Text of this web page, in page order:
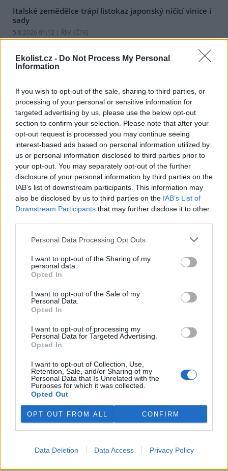
Ekolist.cz - Do Not Process My Personal
Information
If you wish to opt-out of the sale, sharing to third parties, or
processing of your personal or sensitive information for
targeted advertising by us, please use the below opt-out
section to confirm your selection. Please note that after your
opt-out request is processed you may continue seeing
interest-based ads based on personal information utilized by
us or personal information disclosed to third parties prior to
your opt-out. You may separately opt-out of the further
disclosure of your personal information by third parties on the
IAB’s list of downstream participants. This information may
also be disclosed by us to third parties on the IAB’s List of
Downstream Participants that may further disclose it to other
Personal Data Processing Opt Outs
I want to opt-out of the Sharing of my
personal data.
Opted In
I want to opt-out of the Sale of my
Personal Data.
Opted In
I want to opt-out of processing my
Personal Data for Targeted Advertising.
Opted In
I want to opt-out of Collection, Use,
Retention, Sale, and/or Sharing of my
Personal Data that Is Unrelated with the
Purposes for which it was collected.
Opted Out
OPT OUT FROM ALL CONFIRM
Data Deletion Data Access Privacy Policy
Italské zemědělce trápí listokaz japonský ničící vinice i
sady
5.8.2026 01:12 | ŘÍM (ČTK)
Diskuse: 2
měňavými krovkami, jejichž
větší hrozbou v Itálii. Rojí se po
sadech a vinicích a zanechávají za sebou listy s vykousanými
mřížkami, což oslabuje rostliny a snižuje úrodu, napsala agentura
AP.
Ministerstvo v kauze haldy Heřmanice rozhodlo, že
viník neexistuje
4.8.2026 19:12 | OSTRAVA (ČTK)
Diskuse: 2
Za škodu za zavezení haldy
Heřmanice v Ostravě statisíci
tunami odpadu není podle
ministerstva životního
informovalweb Seznam Zprávy. Kauzu čtyři roky prošetřovali
odborníci z České inspekce životního prostředí (ČIŽP), letos na jaře
ji převzalo ministerstvo. Ani po letech vyšetřování nebylo podle
webu známo, co přesně se v haldě skrývá, inspekce si proto loni
objednala sérii vrtů a následných analýz odebraných vzorků. Práce
pro jejich nadbytečnost.
nízké hladině Visly
4.8.2026 18:35 (ČTK
Dvě polské tepelné elektrárny
omezují svůj provoz kvůli vlně
veder a nízké hladině vody v
řece Visle, kterou používají k
agenturaPAP, podle níž k tomuto kroku přistoupily elektrárny
Kozienice a Polaniec.
Desítky hasičů likvidují požár lesa na Šumavě
Aktualizováno